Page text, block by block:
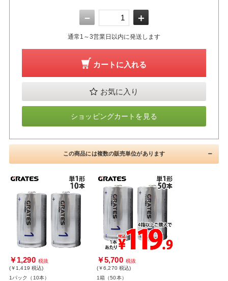
－ ＋
通常1～3営業日以内に発送します
カートに入れる
お気に入り
ショッピングカートを見る
この商品には複数の販売単位があります
￥1,290 税抜
(￥1,419 税込)
1パック（10本）
￥5,700 税抜
(￥6,270 税込)
1箱（50本）